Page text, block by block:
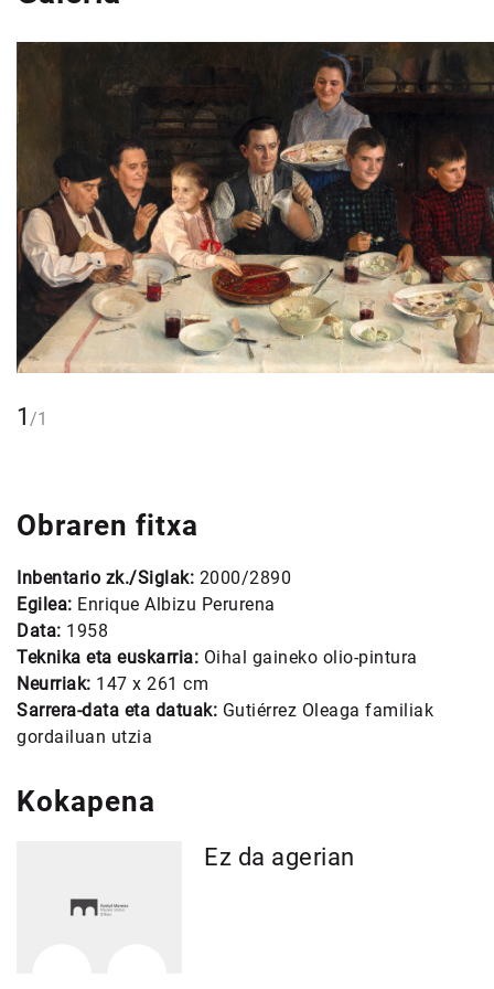
1 /1
Obraren fitxa
Inbentario zk./Siglak: 2000/2890
Egilea: Enrique Albizu Perurena
Data: 1958
Teknika eta euskarria: Oihal gaineko olio-pintura
Neurriak: 147 x 261 cm
Sarrera-data eta datuak: Gutiérrez Oleaga familiak
gordailuan utzia
Kokapena
Ez da agerian